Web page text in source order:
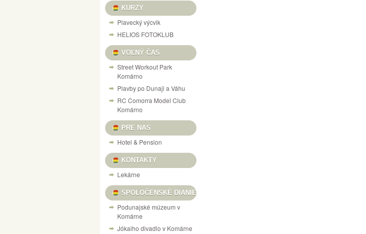
KURZY
Plavecký výcvik
HELIOS FOTOKLUB
VOĽNÝ ČAS
Street Workout Park
Komárno
Plavby po Dunaji a Váhu
RC Comorra Model Club
Komárno
PRE NAS
Hotel & Pension
KONTAKTY
Lekárne
SPOLOČENSKÉ DIANIE
Podunajské múzeum v
Komárne
Jókaiho divadlo v Komárne